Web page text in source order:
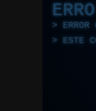
ERRO
ESTE